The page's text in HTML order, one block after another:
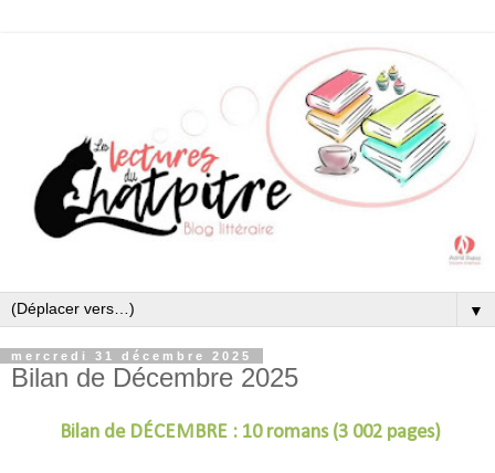
▼
mercredi 31 décembre 2025
Bilan de Décembre 2025
Bilan de DÉCEMBRE : 10 romans (3 002 pages)